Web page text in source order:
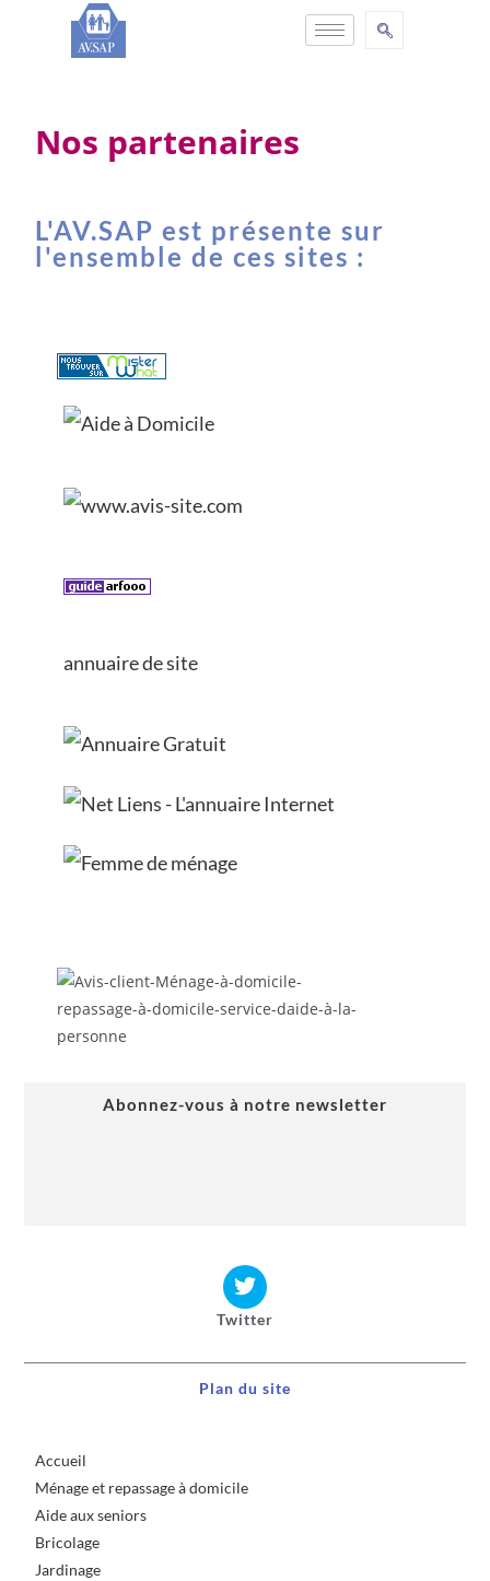
Nos partenaires
L'AV.SAP est présente sur
l'ensemble de ces sites :
annuaire de site
Abonnez-vous à notre newsletter
Twitter
Plan du site
Accueil
Ménage et repassage à domicile
Aide aux seniors
Bricolage
Jardinage